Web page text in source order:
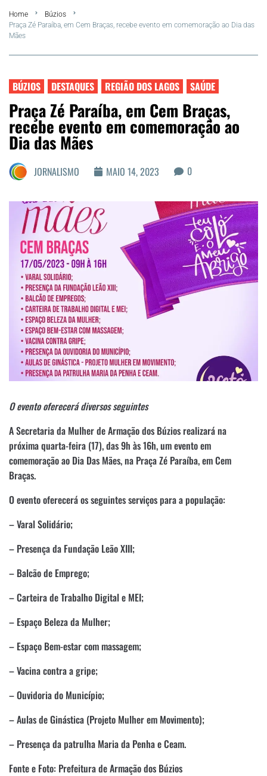
Summer
Araruama
Região dos Lagos
Agenda Cultural
Colunistas
Matérias Exclusivas
Home
Búzios
Praça Zé Paraíba, em Cem Braças, recebe evento em comemoração ao Dia das
Mães
BÚZIOS DESTAQUES REGIÃO DOS LAGOS SAÚDE
Praça Zé Paraíba, em Cem Braças,
recebe evento em comemoração ao
Dia das Mães
JORNALISMO MAIO 14, 2023 0
O evento oferecerá diversos seguintes
A Secretaria da Mulher de Armação dos Búzios realizará na
próxima quarta-feira (17), das 9h às 16h, um evento em
comemoração ao Dia Das Mães, na Praça Zé Paraíba, em Cem
Braças.
O evento oferecerá os seguintes serviços para a população:
– Varal Solidário;
– Presença da Fundação Leão XIII;
– Balcão de Emprego;
– Carteira de Trabalho Digital e MEI;
– Espaço Beleza da Mulher;
– Espaço Bem-estar com massagem;
– Vacina contra a gripe;
– Ouvidoria do Município;
– Aulas de Ginástica (Projeto Mulher em Movimento);
– Presença da patrulha Maria da Penha e Ceam.
Fonte e Foto: Prefeitura de Armação dos Búzios